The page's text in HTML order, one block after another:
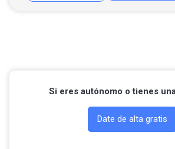
Si eres autónomo o tienes
Date de alta gratis